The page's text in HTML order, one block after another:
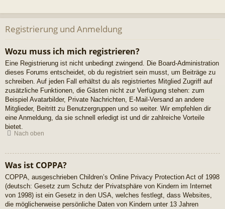
Registrierung und Anmeldung
Wozu muss ich mich registrieren?
Eine Registrierung ist nicht unbedingt zwingend. Die Board-Administration
dieses Forums entscheidet, ob du registriert sein musst, um Beiträge zu
schreiben. Auf jeden Fall erhältst du als registriertes Mitglied Zugriff auf
zusätzliche Funktionen, die Gästen nicht zur Verfügung stehen: zum
Beispiel Avatarbilder, Private Nachrichten, E-Mail-Versand an andere
Mitglieder, Beitritt zu Benutzergruppen und so weiter. Wir empfehlen dir
eine Anmeldung, da sie schnell erledigt ist und dir zahlreiche Vorteile
bietet.
Nach oben
Was ist COPPA?
COPPA, ausgeschrieben Children’s Online Privacy Protection Act of 1998
(deutsch: Gesetz zum Schutz der Privatsphäre von Kindern im Internet
von 1998) ist ein Gesetz in den USA, welches festlegt, dass Websites,
die möglicherweise persönliche Daten von Kindern unter 13 Jahren